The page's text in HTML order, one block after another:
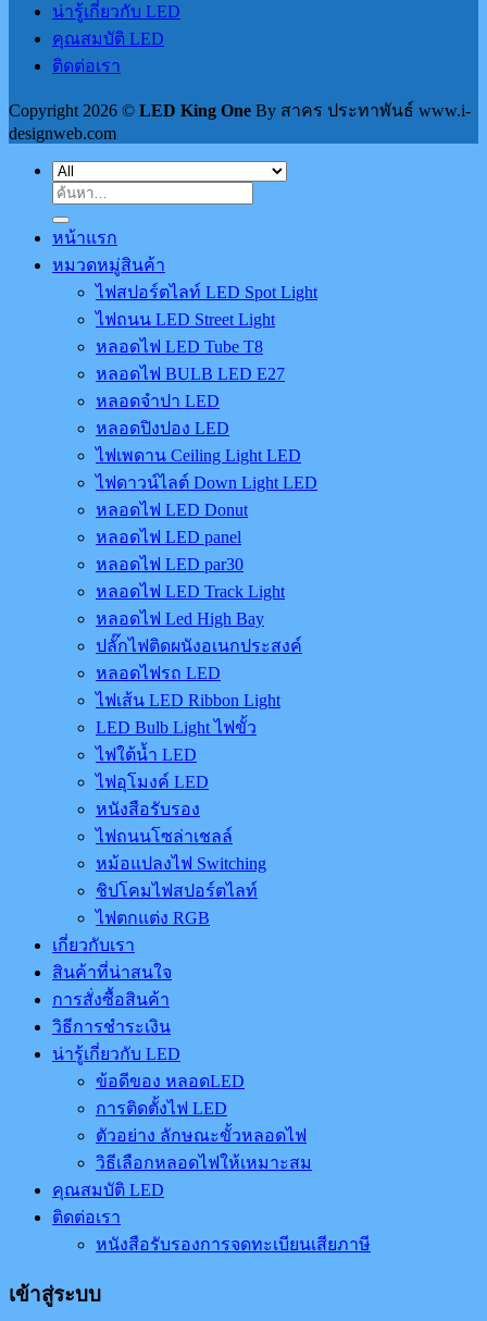
น่ารู้เกี่ยวกับ LED
คุณสมบัติ LED
ติดต่อเรา
Copyright 2026 © LED King One By สาคร ประทาพันธ์ www.i-
designweb.com
ค้นหา:
หน้าแรก
หมวดหมู่สินค้า
ไฟสปอร์ตไลท์ LED Spot Light
ไฟถนน LED Street Light
หลอดไฟ LED Tube T8
หลอดไฟ BULB LED E27
หลอดจำปา LED
หลอดปิงปอง LED
ไฟเพดาน Ceiling Light LED
ไฟดาวน์ไลต์ Down Light LED
หลอดไฟ LED Donut
หลอดไฟ LED panel
หลอดไฟ LED par30
หลอดไฟ LED Track Light
หลอดไฟ Led High Bay
ปลั๊กไฟติดผนังอเนกประสงค์
หลอดไฟรถ LED
ไฟเส้น LED Ribbon Light
LED Bulb Light ไฟขั้ว
ไฟใต้น้ำ LED
ไฟอุโมงค์ LED
หนังสือรับรอง
ไฟถนนโซล่าเชลล์
หม้อแปลงไฟ Switching
ชิปโคมไฟสปอร์ตไลท์
ไฟตกแต่ง RGB
เกี่ยวกับเรา
สินค้าที่น่าสนใจ
การสั่งซื้อสินค้า
วิธีการชำระเงิน
น่ารู้เกี่ยวกับ LED
ข้อดีของ หลอดLED
การติดตั้งไฟ LED
ตัวอย่าง ลักษณะขั้วหลอดไฟ
วิธีเลือกหลอดไฟให้เหมาะสม
คุณสมบัติ LED
ติดต่อเรา
หนังสือรับรองการจดทะเบียนเสียภาษี
เข้าสู่ระบบ